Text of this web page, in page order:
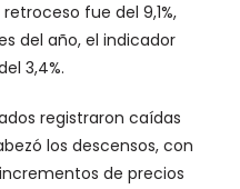
fue del 9,1%,
del año, el indicador
3,4%.
registraron caídas
los descensos, con
de precios